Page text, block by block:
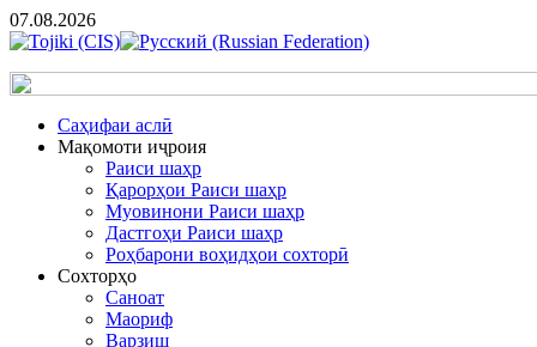
07.08.2026
Cаҳифаи аслӣ
Мақомоти иҷроия
Раиси шаҳр
Қарорҳои Раиси шаҳр
Муовинони Раиси шаҳр
Дастгоҳи Раиси шаҳр
Роҳбарони воҳидҳои сохторӣ
Сохторҳо
Саноат
Маориф
Варзиш